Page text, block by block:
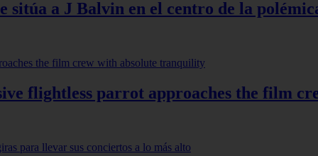
sitúa a J Balvin en el centro de la
flightless parrot approaches the film